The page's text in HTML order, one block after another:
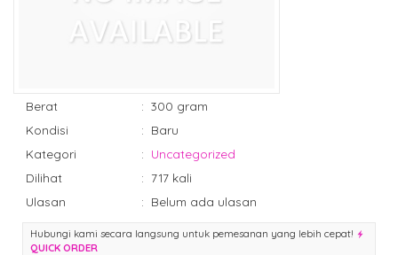
Berat : 300 gram
Kondisi
: Baru
Kategori
: Uncategorized
Dilihat
: 717 kali
Ulasan
: Belum ada ulasan
Hubungi kami secara langsung untuk pemesanan yang lebih cepat!
QUICK ORDER